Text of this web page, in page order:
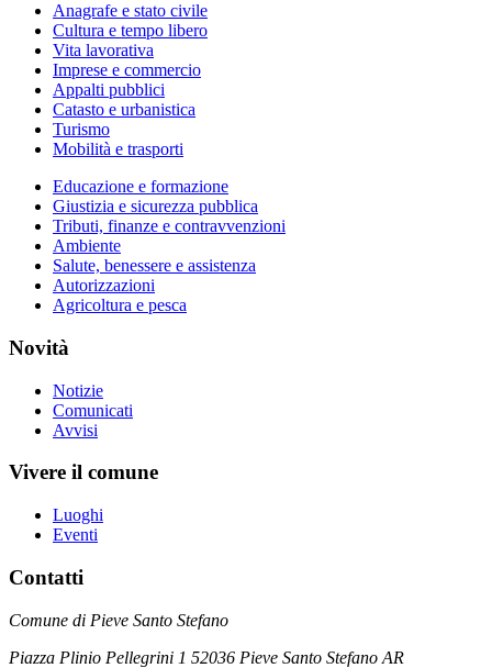
Anagrafe e stato civile
Cultura e tempo libero
Vita lavorativa
Imprese e commercio
Appalti pubblici
Catasto e urbanistica
Turismo
Mobilità e trasporti
Educazione e formazione
Giustizia e sicurezza pubblica
Tributi, finanze e contravvenzioni
Ambiente
Salute, benessere e assistenza
Autorizzazioni
Agricoltura e pesca
Novità
Notizie
Comunicati
Avvisi
Vivere il comune
Luoghi
Eventi
Contatti
Comune di Pieve Santo Stefano
Piazza Plinio Pellegrini 1 52036 Pieve Santo Stefano AR